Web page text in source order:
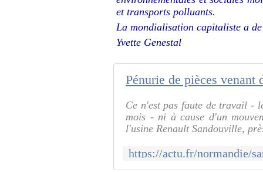
et transports polluants.
La mondialisation capitaliste a
Yvette Genestal
Ce n'est pas faute de travail -
mois - ni à cause d'un
l'usine Renault Sandouville,